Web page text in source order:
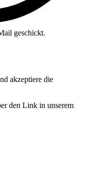
geschickt.
akzeptiere die
den Link in unserem